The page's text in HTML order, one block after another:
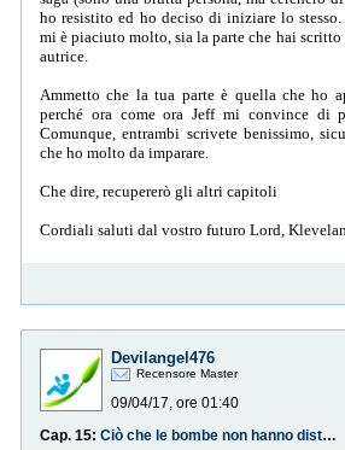
ho resistito ed ho deciso di iniziare lo
mi è piaciuto molto, sia la parte che hai
autrice.
Ammetto che la tua parte è quella che ho
perché ora come ora Jeff mi convince di
Comunque, entrambi scrivete benissimo,
che ho molto da imparare.
Che dire, recupererò gli altri capitoli
Cordiali saluti dal vostro futuro Lord,
Devilangel476
Recensore Master
09/04/17, ore 01:40
Cap. 15:
Ciò che le bombe non hanno distrutto.